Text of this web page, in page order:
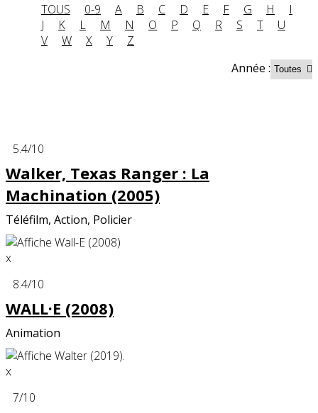
TOUS 0-9 A B C D E F G H
I
J
K L M N O P Q R S T
U
V
W X Y
Z
Année :
5.4/10
Walker, Texas Ranger : La
Machination (2005)
Téléfilm, Action, Policier
x
8.4/10
WALL·E (2008)
Animation
x
7/10